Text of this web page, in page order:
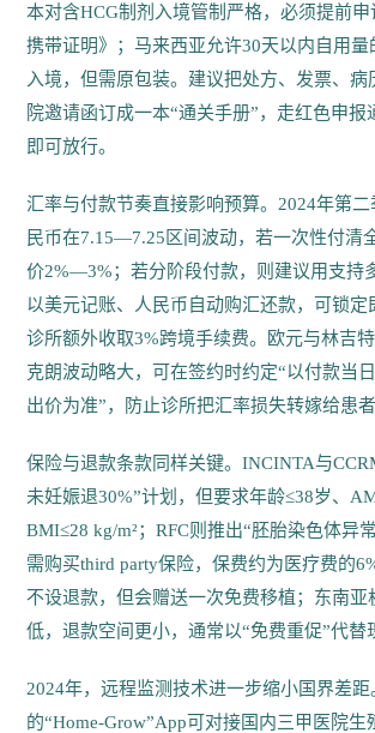
本对含HCG制剂入境管制严格，必须提前
携带证明》；马来西亚允许30天以内自用
入境，但需原包装。建议把处方、发票、病
院邀请函订成一本“通关手册”，走红色申报
即可放行。
汇率与付款节奏直接影响预算。2024年第二
民币在7.15—7.25区间波动，若一次性付清
价2%—3%；若分阶段付款，则建议用支持
以美元记账、人民币自动购汇还款，可锁定
诊所额外收取3%跨境手续费。欧元与林吉
克朗波动略大，可在签约时约定“以付款当
出价为准”，防止诊所把汇率损失转嫁给患者
保险与退款条款同样关键。INCINTA与
未妊娠退30%”计划，但要求年龄≤38岁、
BMI≤28 kg/m²；RFC则推出“胚胎染色体异
需购买third party保险，保费约为医疗费的
不设退款，但会赠送一次免费移植；东南亚
低，退款空间更小，通常以“免费重促”代替
2024年，远程监测技术进一步缩小国界差
的“Home-Grow”App可对接国内三甲医院生